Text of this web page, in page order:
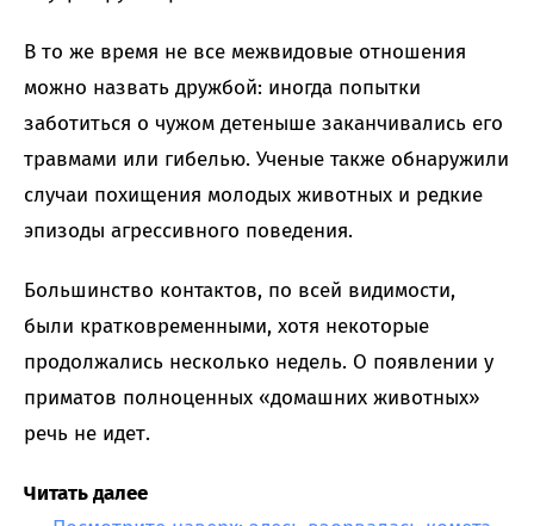
В то же время не все межвидовые отношения
можно назвать дружбой: иногда попытки
заботиться о чужом детеныше заканчивались его
травмами или гибелью. Ученые также обнаружили
случаи похищения молодых животных и редкие
эпизоды агрессивного поведения.
Большинство контактов, по всей видимости,
были кратковременными, хотя некоторые
продолжались несколько недель. О появлении у
приматов полноценных «домашних животных»
речь не идет.
Читать далее